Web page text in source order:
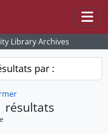
Library Archives
par :
résultats